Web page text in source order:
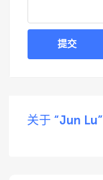
提交
关于 “Jun Lu”